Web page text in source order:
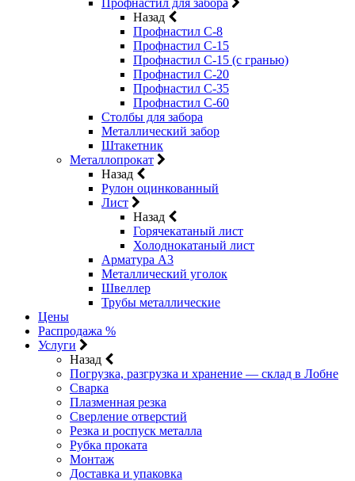
Профнастил для забора
Назад
Профнастил С-8
Профнастил С-15
Профнастил С-15 (с гранью)
Профнастил С-20
Профнастил С-35
Профнастил С-60
Столбы для забора
Металлический забор
Штакетник
Металлопрокат
Назад
Рулон оцинкованный
Лист
Назад
Горячекатаный лист
Холоднокатаный лист
Арматура А3
Металлический уголок
Швеллер
Трубы металлические
Цены
Распродажа %
Услуги
Назад
Погрузка, разгрузка и хранение — склад в Лобне
Сварка
Плазменная резка
Сверление отверстий
Резка и роспуск металла
Рубка проката
Монтаж
Доставка и упаковка